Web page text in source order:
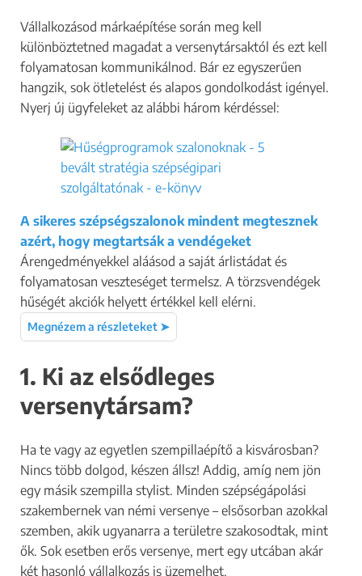
Vállalkozásod márkaépítése során meg kell
különböztetned magadat a versenytársaktól és ezt kell
folyamatosan kommunikálnod. Bár ez egyszerűen
hangzik, sok ötletelést és alapos gondolkodást igényel.
Nyerj új ügyfeleket az alábbi három kérdéssel:
A sikeres szépségszalonok mindent megtesznek
azért, hogy megtartsák a vendégeket
Árengedményekkel aláásod a saját árlistádat és
folyamatosan veszteséget termelsz. A törzsvendégek
hűségét akciók helyett értékkel kell elérni.
Megnézem a részleteket ➤
1. Ki az elsődleges
versenytársam?
Ha te vagy az egyetlen szempillaépítő a kisvárosban?
Nincs több dolgod, készen állsz! Addig, amíg nem jön
egy másik szempilla stylist. Minden szépségápolási
szakembernek van némi versenye – elsősorban azokkal
szemben, akik ugyanarra a területre szakosodtak, mint
ők. Sok esetben erős versenye, mert egy utcában akár
két hasonló vállalkozás is üzemelhet.